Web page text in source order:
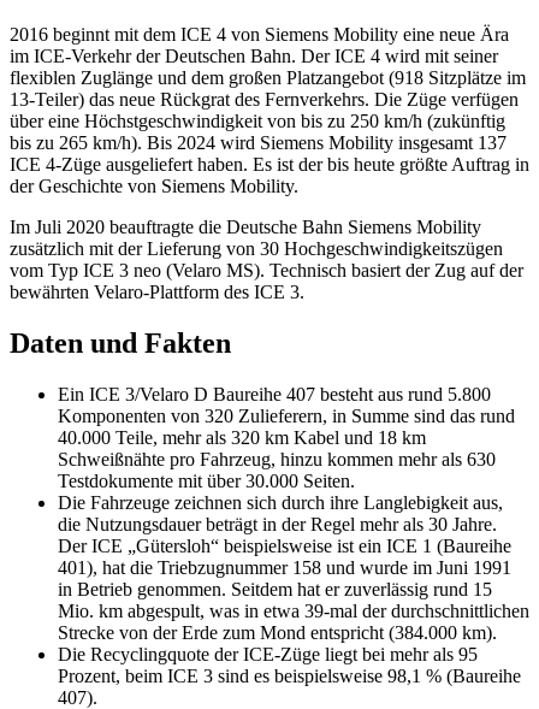
2016 beginnt mit dem ICE 4 von Siemens Mobility eine neue Ära
im ICE-Verkehr der Deutschen Bahn. Der ICE 4 wird mit seiner
flexiblen Zuglänge und dem großen Platzangebot (918 Sitzplätze im
13-Teiler) das neue Rückgrat des Fernverkehrs. Die Züge verfügen
über eine Höchstgeschwindigkeit von bis zu 250 km/h (zukünftig
bis zu 265 km/h). Bis 2024 wird Siemens Mobility insgesamt 137
ICE 4-Züge ausgeliefert haben. Es ist der bis heute größte Auftrag in
der Geschichte von Siemens Mobility.
Im Juli 2020 beauftragte die Deutsche Bahn Siemens Mobility
zusätzlich mit der Lieferung von 30 Hochgeschwindigkeitszügen
vom Typ ICE 3 neo (Velaro MS). Technisch basiert der Zug auf der
bewährten Velaro-Plattform des ICE 3.
Daten und Fakten
Ein ICE 3/Velaro D Baureihe 407 besteht aus rund 5.800
Komponenten von 320 Zulieferern, in Summe sind das rund
40.000 Teile, mehr als 320 km Kabel und 18 km
Schweißnähte pro Fahrzeug, hinzu kommen mehr als 630
Testdokumente mit über 30.000 Seiten.
Die Fahrzeuge zeichnen sich durch ihre Langlebigkeit aus,
die Nutzungsdauer beträgt in der Regel mehr als 30 Jahre.
Der ICE „Gütersloh“ beispielsweise ist ein ICE 1 (Baureihe
401), hat die Triebzugnummer 158 und wurde im Juni 1991
in Betrieb genommen. Seitdem hat er zuverlässig rund 15
Mio. km abgespult, was in etwa 39-mal der durchschnittlichen
Strecke von der Erde zum Mond entspricht (384.000 km).
Die Recyclingquote der ICE-Züge liegt bei mehr als 95
Prozent, beim ICE 3 sind es beispielsweise 98,1 % (Baureihe
407).